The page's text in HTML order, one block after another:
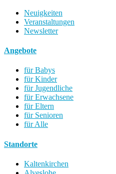
Neuigkeiten
Veranstaltungen
Newsletter
Angebote
für Babys
für Kinder
für Jugendliche
für Erwachsene
für Eltern
für Senioren
für Alle
Standorte
Kaltenkirchen